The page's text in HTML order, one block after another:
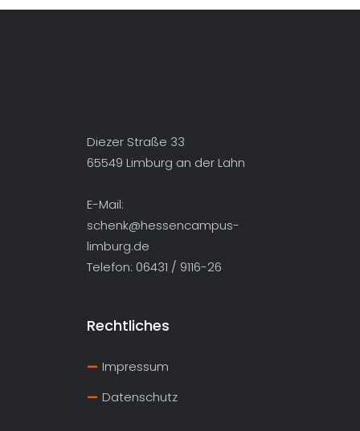
Diezer Straße 33
65549 Limburg an der Lahn
E-Mail:
schenk@hessencampus-
limburg.de
Telefon: 06431 / 9116-26
Rechtliches
Impressum
Datenschutz